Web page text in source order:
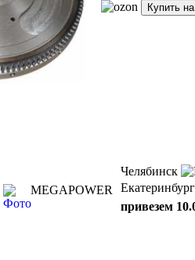
Купить
MEGAPOWER
Челябинск
Екатеринбург
привезем